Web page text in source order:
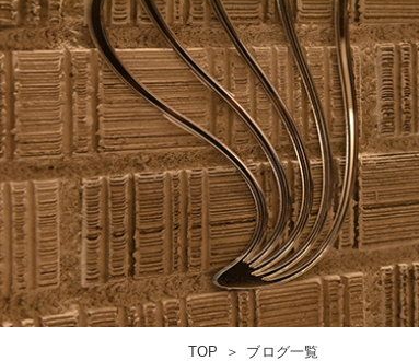
マウスピース型矯正装置
(インビザライン)
1dayセラミック
審美治療
根管治療
入れ歯
企業理念
施設基準に
根管治療
入れ歯
TOP ブログ一覧